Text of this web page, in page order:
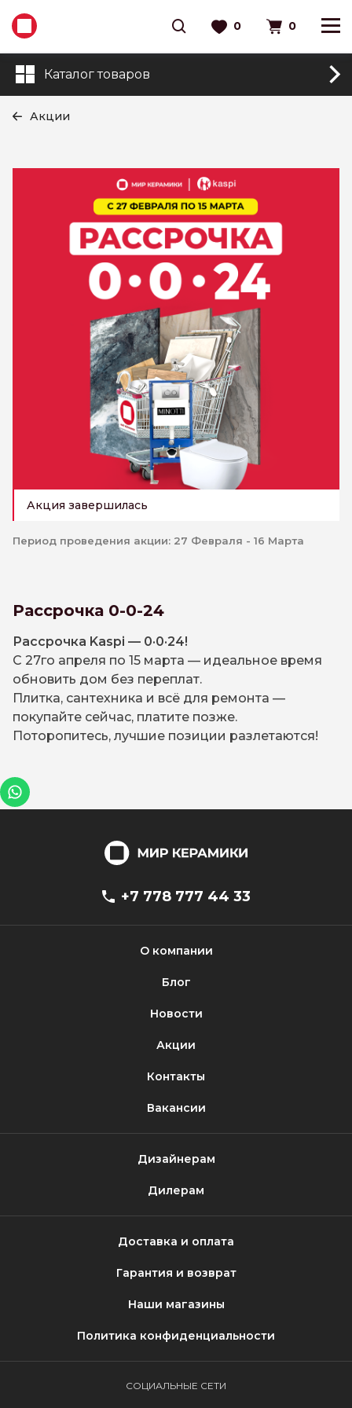
0 0
Каталог товаров
Акции
Акция завершилась
Период проведения акции: 27 Февраля - 16 Марта
Рассрочка 0-0-24
Рассрочка Kaspi — 0·0·24!
С 27го апреля по 15 марта — идеальное время
обновить дом без переплат.
Плитка, сантехника и всё для ремонта —
покупайте сейчас, платите позже.
Поторопитесь, лучшие позиции разлетаются!
+7 778 777 44 33
О компании
Блог
Новости
Акции
Контакты
Вакансии
Дизайнерам
Дилерам
Доставка и оплата
Гарантия и возврат
Наши магазины
Политика конфиденциальности
СОЦИАЛЬНЫЕ СЕТИ